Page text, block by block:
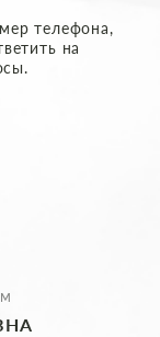
телефона,
на